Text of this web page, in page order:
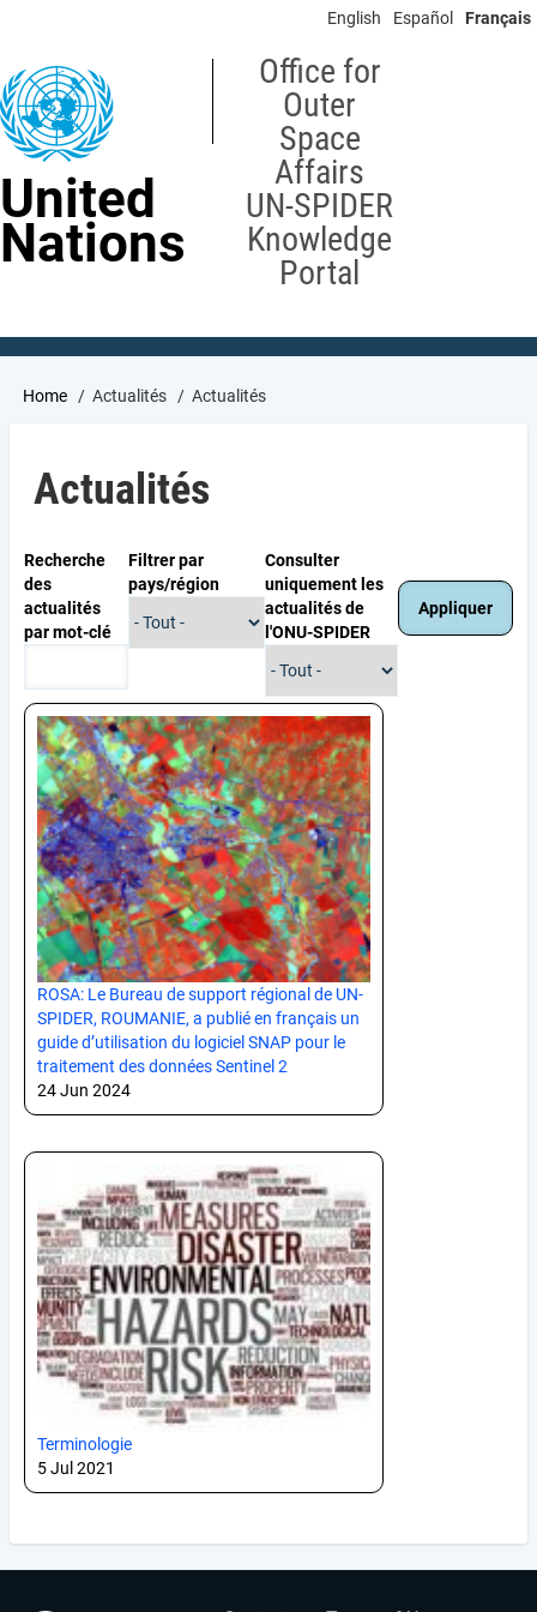
content
English Español Français
United
Nations
Office for
Outer
Space
Affairs
UN-SPIDER
Knowledge
Portal
Breadcrumb
Home Actualités Actualités
Actualités
Recherche
des
actualités
par mot-clé
Filtrer par
pays/région
Consulter
uniquement les
actualités de
l'ONU-SPIDER
ROSA: Le Bureau de support régional de UN-
SPIDER, ROUMANIE, a publié en français un
guide d’utilisation du logiciel SNAP pour le
traitement des données Sentinel 2
24 Jun 2024
Terminologie
5 Jul 2021